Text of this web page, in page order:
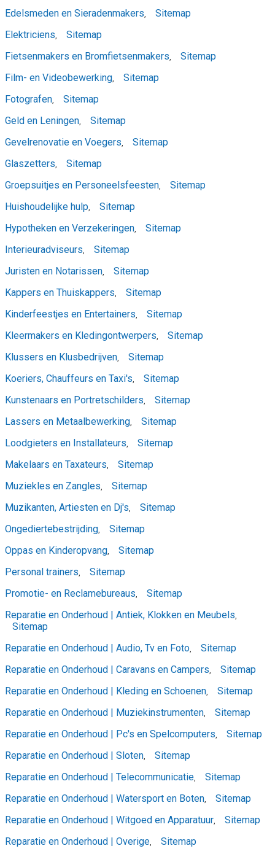
Edelsmeden en Sieradenmakers,
Sitemap
Elektriciens,
Sitemap
Fietsenmakers en Bromfietsenmakers,
Sitemap
Film- en Videobewerking,
Sitemap
Fotografen,
Sitemap
Geld en Leningen,
Sitemap
Gevelrenovatie en Voegers,
Sitemap
Glaszetters,
Sitemap
Groepsuitjes en Personeelsfeesten,
Sitemap
Huishoudelijke hulp,
Sitemap
Hypotheken en Verzekeringen,
Sitemap
Interieuradviseurs,
Sitemap
Juristen en Notarissen,
Sitemap
Kappers en Thuiskappers,
Sitemap
Kinderfeestjes en Entertainers,
Sitemap
Kleermakers en Kledingontwerpers,
Sitemap
Klussers en Klusbedrijven,
Sitemap
Koeriers, Chauffeurs en Taxi's,
Sitemap
Kunstenaars en Portretschilders,
Sitemap
Lassers en Metaalbewerking,
Sitemap
Loodgieters en Installateurs,
Sitemap
Makelaars en Taxateurs,
Sitemap
Muziekles en Zangles,
Sitemap
Muzikanten, Artiesten en Dj's,
Sitemap
Ongediertebestrijding,
Sitemap
Oppas en Kinderopvang,
Sitemap
Personal trainers,
Sitemap
Promotie- en Reclamebureaus,
Sitemap
Reparatie en Onderhoud | Antiek, Klokken en Meubels,
Sitemap
Reparatie en Onderhoud | Audio, Tv en Foto,
Sitemap
Reparatie en Onderhoud | Caravans en Campers,
Sitemap
Reparatie en Onderhoud | Kleding en Schoenen,
Sitemap
Reparatie en Onderhoud | Muziekinstrumenten,
Sitemap
Reparatie en Onderhoud | Pc's en Spelcomputers,
Sitemap
Reparatie en Onderhoud | Sloten,
Sitemap
Reparatie en Onderhoud | Telecommunicatie,
Sitemap
Reparatie en Onderhoud | Watersport en Boten,
Sitemap
Reparatie en Onderhoud | Witgoed en Apparatuur,
Sitemap
Reparatie en Onderhoud | Overige, Sitemap